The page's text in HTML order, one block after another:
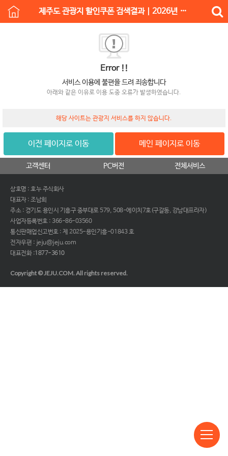
제주도 관광지 할인쿠폰 검색결과 | 2026년 여행지 추천
Error !!
서비스 이용에 불편을 드려 죄송합니다
아래와 같은 이유로 이용 도중 오류가 발생하였습니다.
해당 사이트는 관광지 서비스를 하지 않습니다.
이전 페이지로 이동 메인 페이지로 이동
고객센터 PC버전 전체서비스
상호명 : 호누 주식회사
대표자 : 조남희
주소 : 경기도 용인시 기흥구 중부대로 579, 508-에이치7호(구갈동, 강남대프라자)
사업자등록번호 : 366-86-03560
통신판매업신고번호 : 제 2025-용인기흥-01843 호
전자우편 : jeju@jeju.com
대표전화 :1877-3610
Copyright © JEJU.COM. All rights reserved.